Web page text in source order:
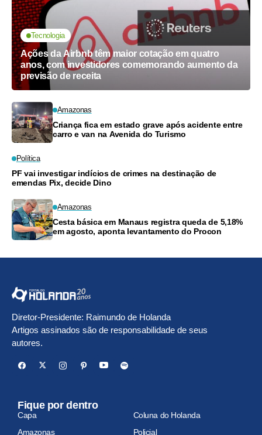
Tecnologia
Ações da Airbnb têm maior cotação em quatro
anos, com investidores comemorando aumento da
previsão de receita
Amazonas
Criança fica em estado grave após acidente entre
carro e van na Avenida do Turismo
Política
PF vai investigar indícios de crimes na destinação de
emendas Pix, decide Dino
Amazonas
Cesta básica em Manaus registra queda de 5,18%
em agosto, aponta levantamento do Procon
Diretor-Presidente: Raimundo de Holanda
Artigos assinados são de responsabilidade de seus
autores.
Fique por dentro
Capa
Coluna do Holanda
Amazonas
Policial